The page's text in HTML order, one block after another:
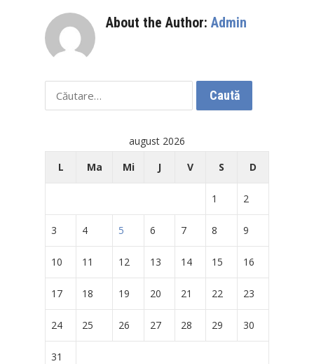
About the Author: Admin
Caută
după:
august 2026
L
Ma Mi J V S D
1 2
3 4 5 6 7 8 9
10 11 12 13 14 15 16
17 18 19 20 21 22 23
24 25 26 27 28 29 30
31